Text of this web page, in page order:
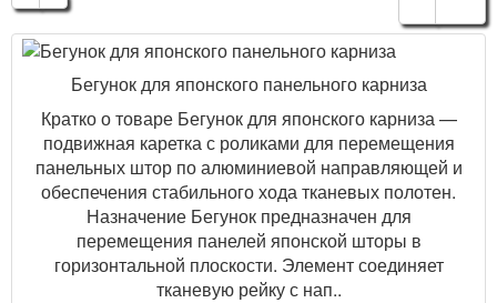
Бегунок для японского панельного карниза
Кратко о товаре Бегунок для японского карниза —
подвижная каретка с роликами для перемещения
панельных штор по алюминиевой направляющей и
обеспечения стабильного хода тканевых полотен.
Назначение Бегунок предназначен для
перемещения панелей японской шторы в
горизонтальной плоскости. Элемент соединяет
тканевую рейку с нап..